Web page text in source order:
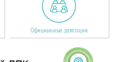
Официальные делегации